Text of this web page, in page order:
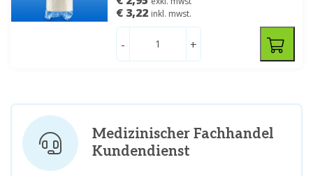
€ 3,22 inkl. mwst.
- +
Medizinischer Fachhandel
Kundendienst